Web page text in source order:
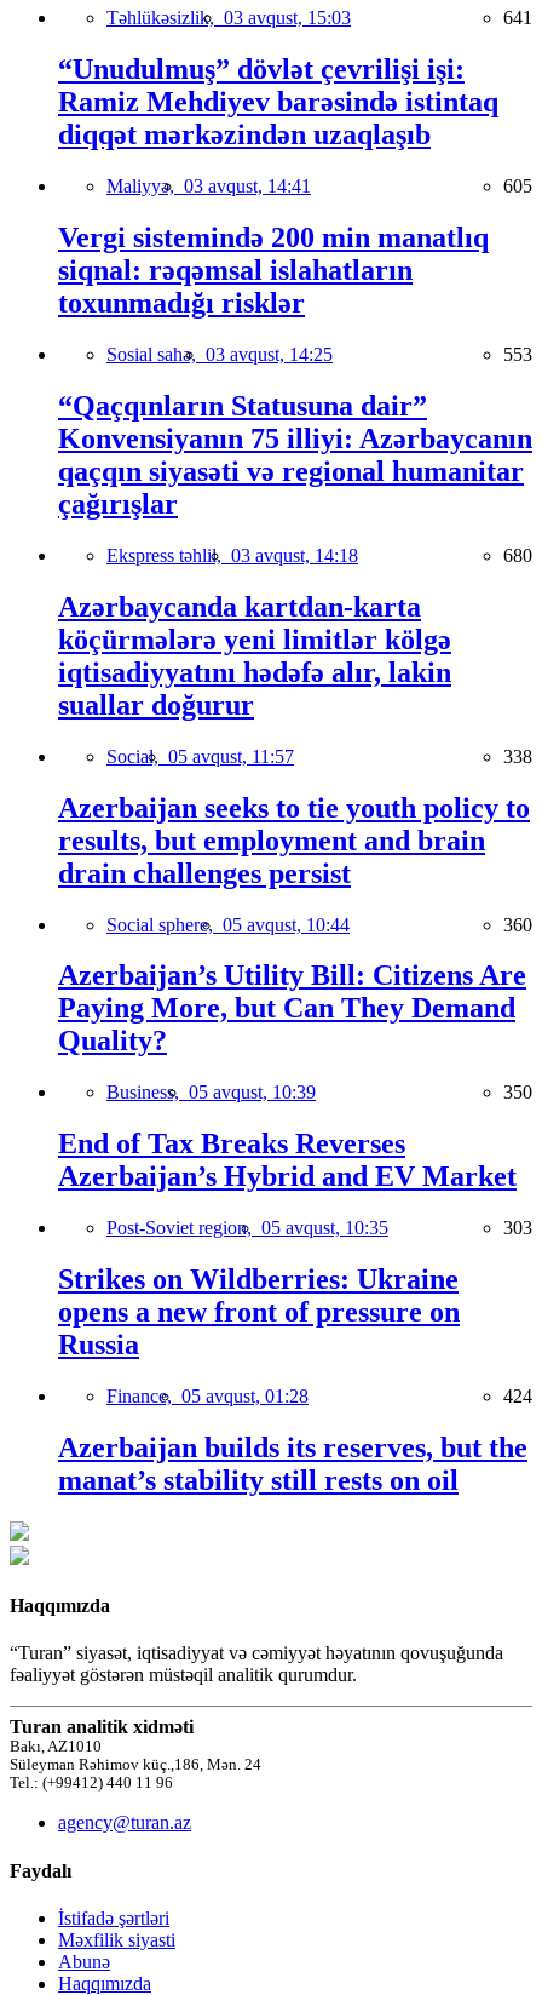
Təhlükəsizlik, 03 avqust, 15:03 641
“Unudulmuş” dövlət çevrilişi işi:
Ramiz Mehdiyev barəsində istintaq
diqqət mərkəzindən uzaqlaşıb
Maliyyə, 03 avqust, 14:41 605
Vergi sistemində 200 min manatlıq
siqnal: rəqəmsal islahatların
toxunmadığı risklər
Sosial sahə, 03 avqust, 14:25 553
“Qaçqınların Statusuna dair”
Konvensiyanın 75 illiyi: Azərbaycanın
qaçqın siyasəti və regional humanitar
çağırışlar
Ekspress təhlil, 03 avqust, 14:18 680
Azərbaycanda kartdan-karta
köçürmələrə yeni limitlər kölgə
iqtisadiyyatını hədəfə alır, lakin
suallar doğurur
Social, 05 avqust, 11:57 338
Azerbaijan seeks to tie youth policy to
results, but employment and brain
drain challenges persist
Social sphere, 05 avqust, 10:44 360
Azerbaijan’s Utility Bill: Citizens Are
Paying More, but Can They Demand
Quality?
Business, 05 avqust, 10:39 350
End of Tax Breaks Reverses
Azerbaijan’s Hybrid and EV Market
Post-Soviet region, 05 avqust, 10:35 303
Strikes on Wildberries: Ukraine
opens a new front of pressure on
Russia
Finance, 05 avqust, 01:28 424
Azerbaijan builds its reserves, but the
manat’s stability still rests on oil
Haqqımızda
“Turan” siyasət, iqtisadiyyat və cəmiyyət həyatının qovuşuğunda
fəaliyyət göstərən müstəqil analitik qurumdur.
Turan analitik xidməti
Bakı, AZ1010
Süleyman Rəhimov küç.,186, Mən. 24
Tel.: (+99412) 440 11 96
agency@turan.az
Faydalı
İstifadə şərtləri
Məxfilik siyasti
Abunə
Haqqımızda